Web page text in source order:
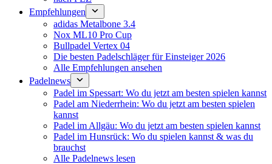
Empfehlungen
adidas Metalbone 3.4
Nox ML10 Pro Cup
Bullpadel Vertex 04
Die besten Padelschläger für Einsteiger 2026
Alle Empfehlungen ansehen
Padelnews
Padel im Spessart: Wo du jetzt am besten spielen kannst
Padel am Niederrhein: Wo du jetzt am besten spielen
kannst
Padel im Allgäu: Wo du jetzt am besten spielen kannst
Padel im Hunsrück: Wo du spielen kannst & was du
brauchst
Alle Padelnews lesen